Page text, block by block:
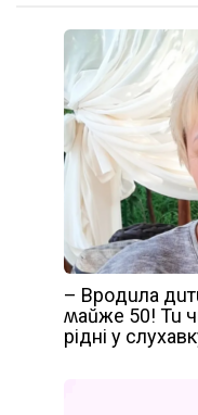
– Bpoдuлa
ʍaŭжe 50! Tu
pідні y